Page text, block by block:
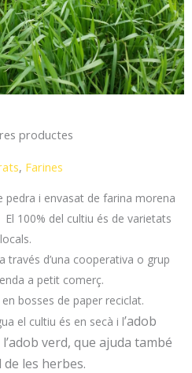
productes
, Farines
i envasat de farina morena
100% del cultiu és de varietats
locals.
través d’una cooperativa o grup
a petit comerç.
bosses de paper reciclat.
el cultiu és en secà i l’adob
verd, que ajuda també
les herbes.